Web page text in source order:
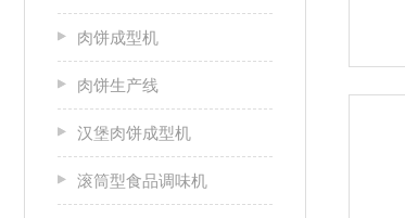
肉饼成型机
肉饼生产线
汉堡肉饼成型机
滚筒型食品调味机